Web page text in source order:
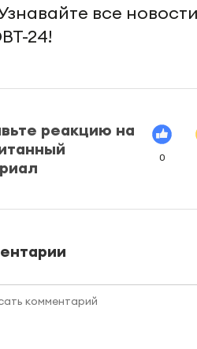
все
24!
реакцию на
0